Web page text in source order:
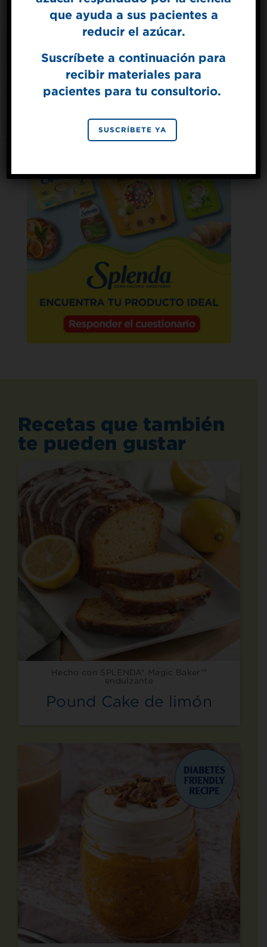
Total de carbohidratos
22 g
Fibra dietética
Azúcares agregados
1 g
Proteína
5 g
Recetas que también
te pueden gustar
Hecho con SPLENDA® Magic Baker™
endulzante
Pound Cake de limón
que ayuda a sus pacientes a
reducir el azúcar.
Suscríbete a continuación para
recibir materiales para
pacientes para tu consultorio.
SUSCRÍBETE YA
Get mouth-watering recipes from the
SIGN UP